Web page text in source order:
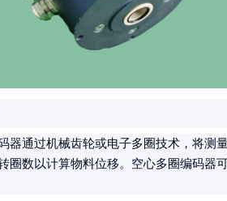
器通过机械齿轮或电子多圈技术，将测
数以计算物料位移。空心多圈编码器